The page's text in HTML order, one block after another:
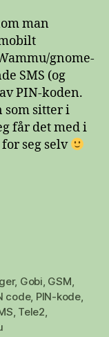
man
gnome-
SMS (og
PIN-koden.
som sitter i
får det med i
seg selv
, Gobi, GSM,
code, PIN-kode,
, Tele2,